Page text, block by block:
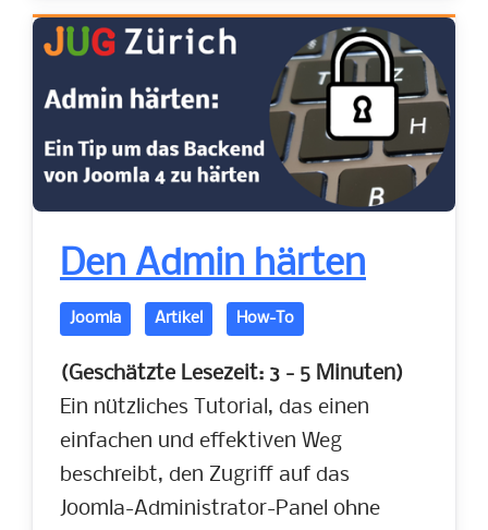
Den Admin härten
Joomla Artikel How-To
(Geschätzte Lesezeit: 3 - 5 Minuten)
Ein nützliches Tutorial, das einen
einfachen und effektiven Weg
beschreibt, den Zugriff auf das
Joomla-Administrator-Panel ohne